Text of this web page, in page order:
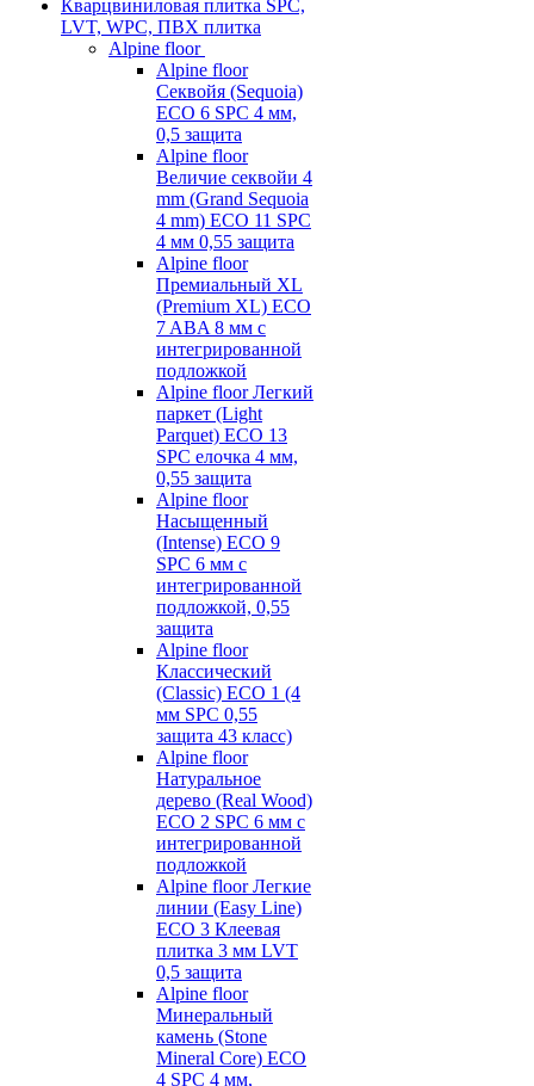
Кварцвиниловая плитка SPC,
LVT, WPC, ПВХ плитка
Alpine floor
Alpine floor
Секвойя (Sequoia)
ECO 6 SPC 4 мм,
0,5 защита
Alpine floor
Величие секвойи 4
mm (Grand Sequoia
4 mm) ECO 11 SPC
4 мм 0,55 защита
Alpine floor
Премиальный XL
(Premium XL) ECO
7 ABA 8 мм с
интегрированной
подложкой
Alpine floor Легкий
паркет (Light
Parquet) ECO 13
SPC елочка 4 мм,
0,55 защита
Alpine floor
Насыщенный
(Intense) ECO 9
SPC 6 мм с
интегрированной
подложкой, 0,55
защита
Alpine floor
Классический
(Classic) ECO 1 (4
мм SPC 0,55
защита 43 класс)
Alpine floor
Натуральное
дерево (Real Wood)
ECO 2 SPC 6 мм с
интегрированной
подложкой
Alpine floor Легкие
линии (Easy Line)
ECO 3 Клеевая
плитка 3 мм LVT
0,5 защита
Alpine floor
Минеральный
камень (Stone
Mineral Core) ECO
4 SPC 4 мм,